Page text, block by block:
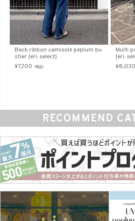
Back ribbon camisole peplum bu
stier (eri. select)
¥7,700 （税込）
Multi
(eri.
¥8,030
RECOMMEND